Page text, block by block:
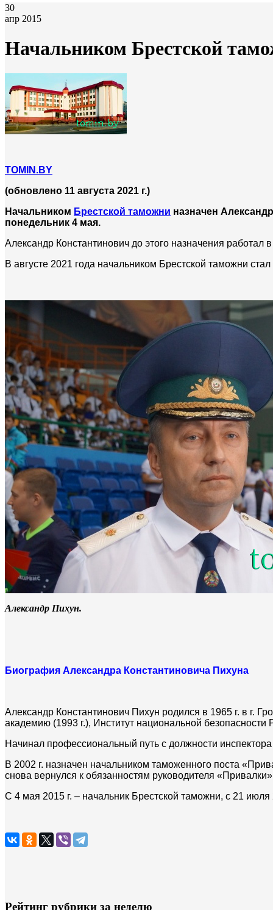
30
апр 2015
Начальником Брестской
TOMIN.BY
(обновлено 11 августа 2021 г.)
Начальником Брестской таможни назначен
понедельник 4 мая.
Александр Константинович до этого назначения
В августе 2021 года начальником Брестской таможни стал
Александр Пихун.
Биография Александра Константиновича Пихуна
Александр Константинович Пихун родился в 1965 г. в г.
академию (1993 г.), Институт национальной
Начинал профессиональный путь с должности
В 2002 г. назначен начальником таможенного поста
снова вернулся к обязанностям руководителя
С 4 мая 2015 г. – начальник Брестской таможни, с 21
Рейтинг рубрики за неделю